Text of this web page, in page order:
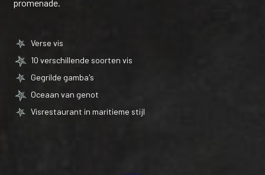
promenade.
Verse vis
10 verschillende soorten vis
Gegrilde gamba's
Oceaan van genot
Visrestaurant in maritieme stijl